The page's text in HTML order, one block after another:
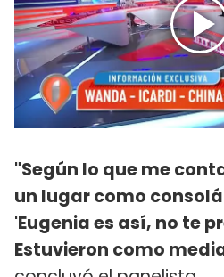
"Según lo que me
un lugar como
'Eugenia es así, no te
Estuvieron como